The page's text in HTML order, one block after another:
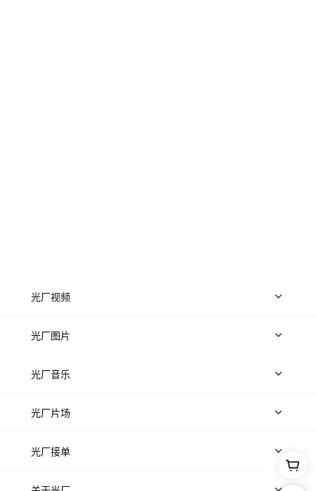
光厂视频
上传视频
光厂图片
上传图片
光厂音乐
热门音乐
光厂片场
上传案例
光厂接单